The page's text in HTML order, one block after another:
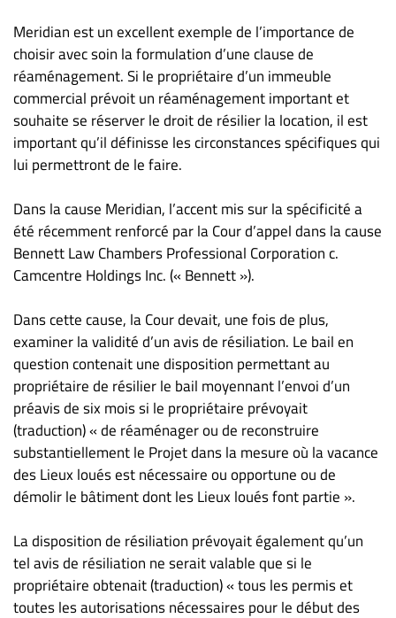
Meridian est un excellent exemple de l’importance de
choisir avec soin la formulation d’une clause de
réaménagement. Si le propriétaire d’un immeuble
commercial prévoit un réaménagement important et
souhaite se réserver le droit de résilier la location, il est
important qu’il définisse les circonstances spécifiques qui
lui permettront de le faire.
Dans la cause Meridian, l’accent mis sur la spécificité a
été récemment renforcé par la Cour d’appel dans la cause
Bennett Law Chambers Professional Corporation c.
Camcentre Holdings Inc. (« Bennett »).
Dans cette cause, la Cour devait, une fois de plus,
examiner la validité d’un avis de résiliation. Le bail en
question contenait une disposition permettant au
propriétaire de résilier le bail moyennant l’envoi d’un
préavis de six mois si le propriétaire prévoyait
(traduction) « de réaménager ou de reconstruire
substantiellement le Projet dans la mesure où la vacance
des Lieux loués est nécessaire ou opportune ou de
démolir le bâtiment dont les Lieux loués font partie ».
La disposition de résiliation prévoyait également qu’un
tel avis de résiliation ne serait valable que si le
propriétaire obtenait (traduction) « tous les permis et
toutes les autorisations nécessaires pour le début des